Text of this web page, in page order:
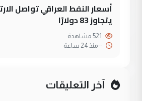
أسعار النفط العراقي تواصل
يتجاوز 83 دولارًا
--منذ 24 ساعة
آخر التعليقات